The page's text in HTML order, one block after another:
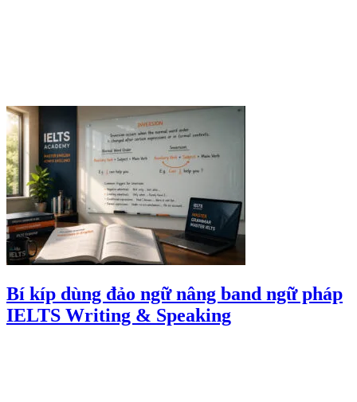
Bí kíp dùng đảo ngữ nâng band ngữ pháp
IELTS Writing & Speaking